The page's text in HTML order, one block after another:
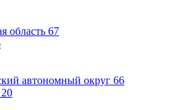
область 67
автономный округ 66
20